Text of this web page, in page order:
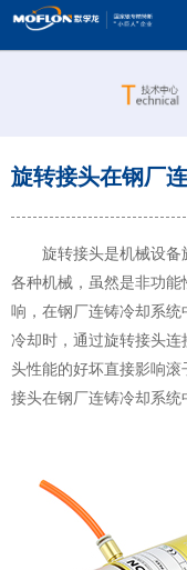
旋转接头在钢厂
旋转接头是机械设备
各种机械，虽然是非功
响，在钢厂连铸冷却系
冷却时，通过旋转接头
头性能的好坏直接影响
接头在钢厂连铸冷却系统